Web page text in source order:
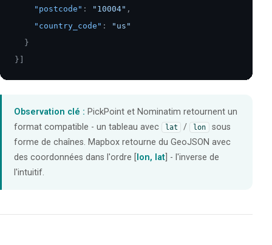
"postcode" : "10004" ,
"country_code" :
"us"
}
}
Observation clé : PickPoint et Nominatim retournent un
format compatible - un tableau avec
lat / lon
sous
forme de chaînes. Mapbox retourne du GeoJSON avec
des coordonnées dans l'ordre [
lon, lat ] - l'inverse de
l'intuitif.